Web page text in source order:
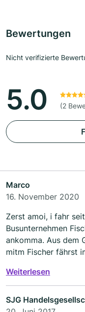
Bewertungen
Nicht verifizierte
5.0 (2
Marco
16. November 2020
Zerst amoi, i fahr
Busunternehmen
ankomma. Aus dem
mitm Fischer fährst
Ma a nettes hallo
Wort mit denen
Sommer sowie im
Weiterlesen
SJG